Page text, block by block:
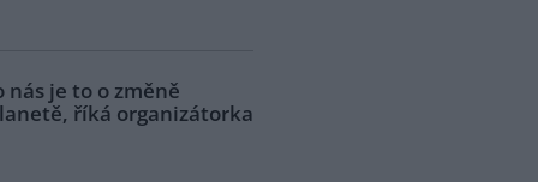
nás je to o změně
říká organizátorka